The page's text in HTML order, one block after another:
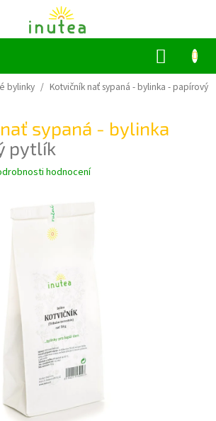
bylinky / Kotvičník nať sypaná - bylinka - papírový
sypaná - bylinka
pytlík
hodnocení